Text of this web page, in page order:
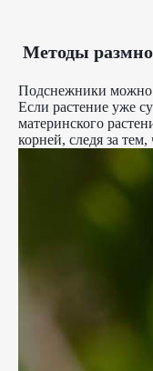
Методы
Подснежники можно
Если растение уже
материнского
корней, следя за